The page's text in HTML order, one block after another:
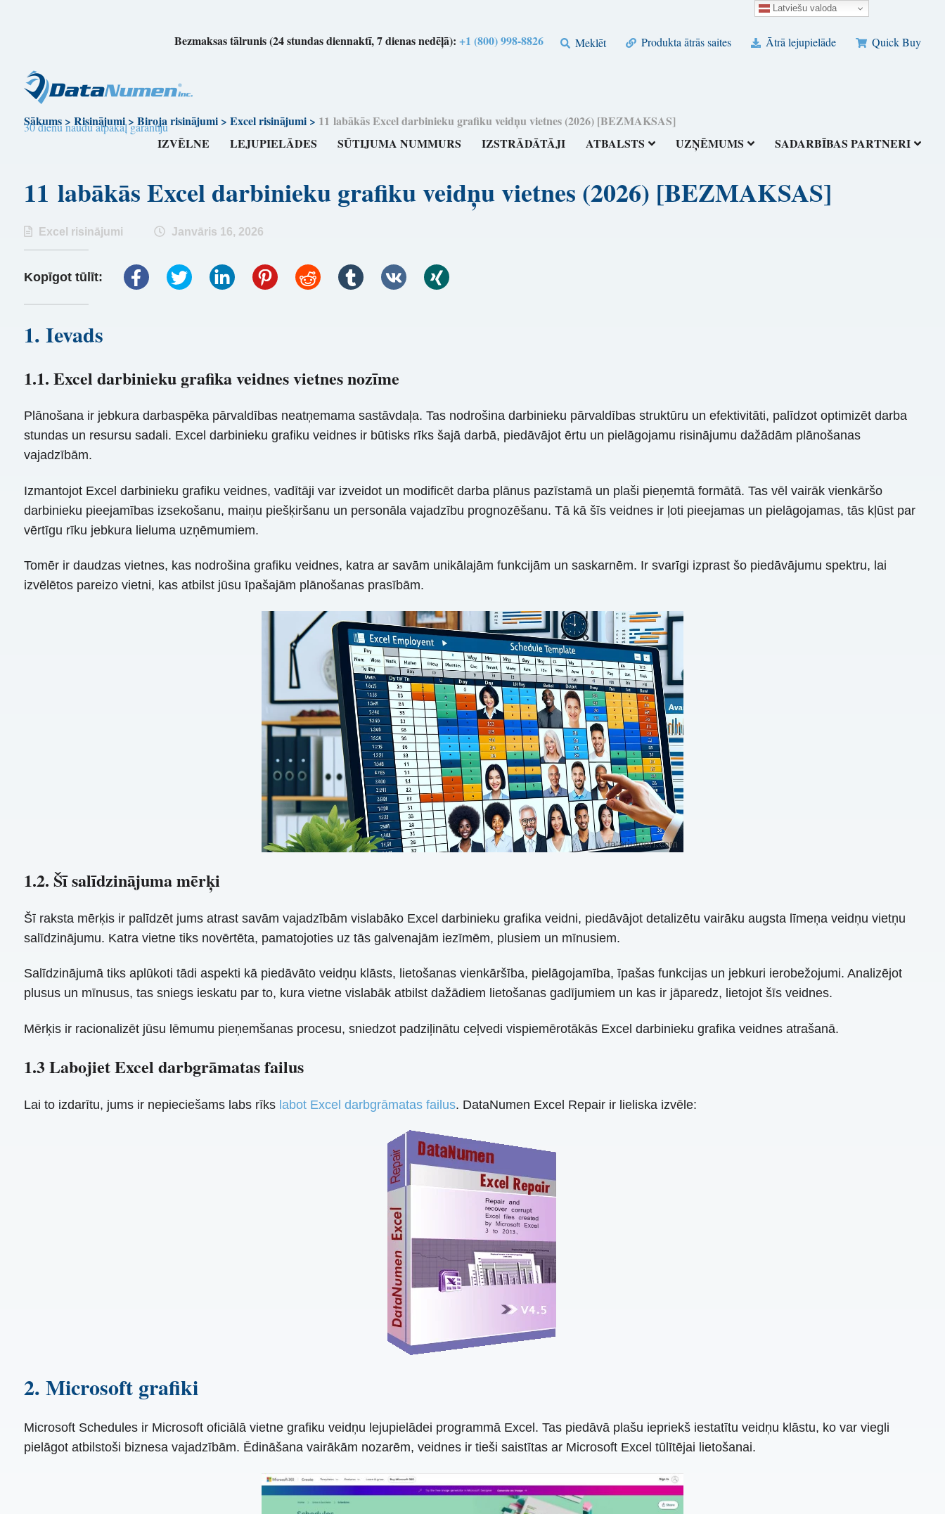
Bezmaksas tālrunis (24 stundas diennaktī, 7 dienas nedēļā):+1 (800) 998-8826 Meklēt Produkta ātrās saites Ātrā lejupielāde Quick Buy
30 dienu naudu atpakaļ garantiju
IZVĒLNE LEJUPIELĀDES SŪTIJUMA NUMMURS IZSTRĀDĀTĀJI ATBALSTS UZŅĒMUMS SADARBĪBAS PARTNERI
Sākums> Risinājumi> Biroja risinājumi> Excel risinājumi> 11 labākās Excel darbinieku grafiku veidņu vietnes (2026) [BEZMAKSAS]
11 labākās Excel darbinieku grafiku veidņu vietnes (2026) [BEZMAKSAS]
Excel risinājumi Janvāris 16, 2026
Kopīgot tūlīt:
1. Ievads
1.1. Excel darbinieku grafika veidnes vietnes nozīme
Plānošana ir jebkura darbaspēka pārvaldības neatņemama sastāvdaļa. Tas nodrošina darbinieku pārvaldības struktūru un efektivitāti, palīdzot optimizēt darba
stundas un resursu sadali. Excel darbinieku grafiku veidnes ir būtisks rīks šajā darbā, piedāvājot ērtu un pielāgojamu risinājumu dažādām plānošanas
vajadzībām.
Izmantojot Excel darbinieku grafiku veidnes, vadītāji var izveidot un modificēt darba plānus pazīstamā un plaši pieņemtā formātā. Tas vēl vairāk vienkāršo
darbinieku pieejamības izsekošanu, maiņu piešķiršanu un personāla vajadzību prognozēšanu. Tā kā šīs veidnes ir ļoti pieejamas un pielāgojamas, tās kļūst par
vērtīgu rīku jebkura lieluma uzņēmumiem.
Tomēr ir daudzas vietnes, kas nodrošina grafiku veidnes, katra ar savām unikālajām funkcijām un saskarnēm. Ir svarīgi izprast šo piedāvājumu spektru, lai
izvēlētos pareizo vietni, kas atbilst jūsu īpašajām plānošanas prasībām.
1.2. Šī salīdzinājuma mērķi
Šī raksta mērķis ir palīdzēt jums atrast savām vajadzībām vislabāko Excel darbinieku grafika veidni, piedāvājot detalizētu vairāku augsta līmeņa veidņu vietņu
salīdzinājumu. Katra vietne tiks novērtēta, pamatojoties uz tās galvenajām iezīmēm, plusiem un mīnusiem.
Salīdzinājumā tiks aplūkoti tādi aspekti kā piedāvāto veidņu klāsts, lietošanas vienkāršība, pielāgojamība, īpašas funkcijas un jebkuri ierobežojumi. Analizējot
plusus un mīnusus, tas sniegs ieskatu par to, kura vietne vislabāk atbilst dažādiem lietošanas gadījumiem un kas ir jāparedz, lietojot šīs veidnes.
Mērķis ir racionalizēt jūsu lēmumu pieņemšanas procesu, sniedzot padziļinātu ceļvedi vispiemērotākās Excel darbinieku grafika veidnes atrašanā.
1.3 Labojiet Excel darbgrāmatas failus
Lai to izdarītu, jums ir nepieciešams labs rīks labot Excel darbgrāmatas failus. DataNumen Excel Repair ir lieliska izvēle:
2. Microsoft grafiki
Microsoft Schedules ir Microsoft oficiālā vietne grafiku veidņu lejupielādei programmā Excel. Tas piedāvā plašu iepriekš iestatītu veidņu klāstu, ko var viegli
pielāgot atbilstoši biznesa vajadzībām. Ēdināšana vairākām nozarēm, veidnes ir tieši saistītas ar Microsoft Excel tūlītējai lietošanai.
Latviešu valoda